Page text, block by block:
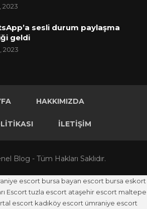
2023
sesli durum paylaşma
geldi
2023
HAKKIMIZDA
İLETIŞIM
Blog - Tüm Hakları Saklıdır.
escort bursa bayan escort bursa eskort
Escort tuzla escort ataşehir escort maltepe
escort kadıköy escort ümraniye escort